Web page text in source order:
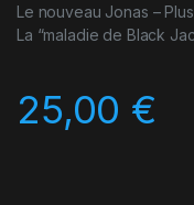
Le nouveau Jonas –
La “maladie de Black
25,00 €